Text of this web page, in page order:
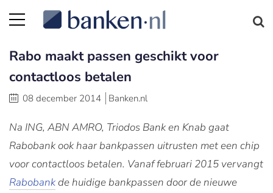
Rabo maakt passen geschikt voor
contactloos betalen
08 december 2014 Banken.nl
Na ING, ABN AMRO, Triodos Bank en Knab gaat
Rabobank ook haar bankpassen uitrusten met een chip
voor contactloos betalen. Vanaf februari 2015 vervangt
Rabobankde huidige bankpassen door de nieuwe